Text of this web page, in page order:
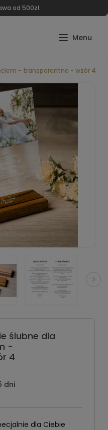
od 500zł
- transparentne - wzór 4
ślubne dla
-
4
dni
dla Ciebie